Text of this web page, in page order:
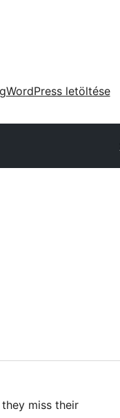
WordPress letöltése
miss their